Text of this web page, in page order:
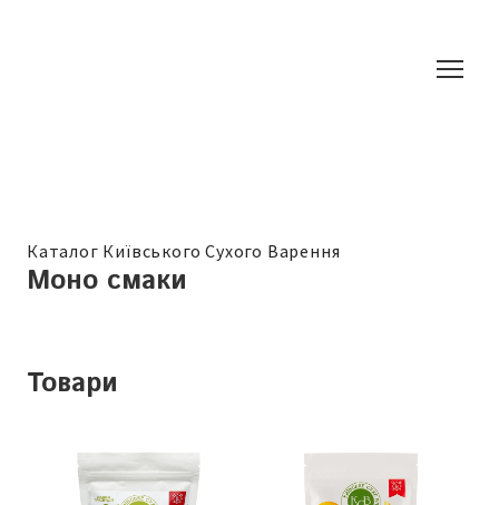
Каталог Київського Сухого Варення
Моно смаки
Товари